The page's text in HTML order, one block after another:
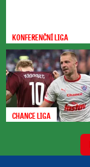
KONFERENČNÍ LIGA
CHANCE LIGA